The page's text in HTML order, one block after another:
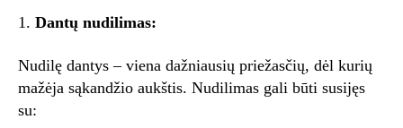
1. Dantų nudilimas:
Nudilę dantys – viena dažniausių priežasčių, dėl kurių
mažėja sąkandžio aukštis. Nudilimas gali būti susijęs
su: